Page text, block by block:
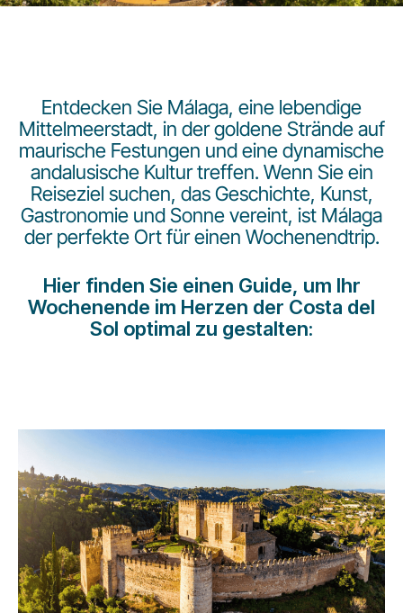
LuxairGroup
Entdecken Sie Málaga, eine lebendige
Mittelmeerstadt, in der goldene Strände auf
maurische Festungen und eine dynamische
andalusische Kultur treffen. Wenn Sie ein
Reiseziel suchen, das Geschichte, Kunst,
Gastronomie und Sonne vereint, ist Málaga
der perfekte Ort für einen Wochenendtrip.
Hier finden Sie einen Guide, um Ihr
Wochenende im Herzen der Costa del
Sol optimal zu gestalten: